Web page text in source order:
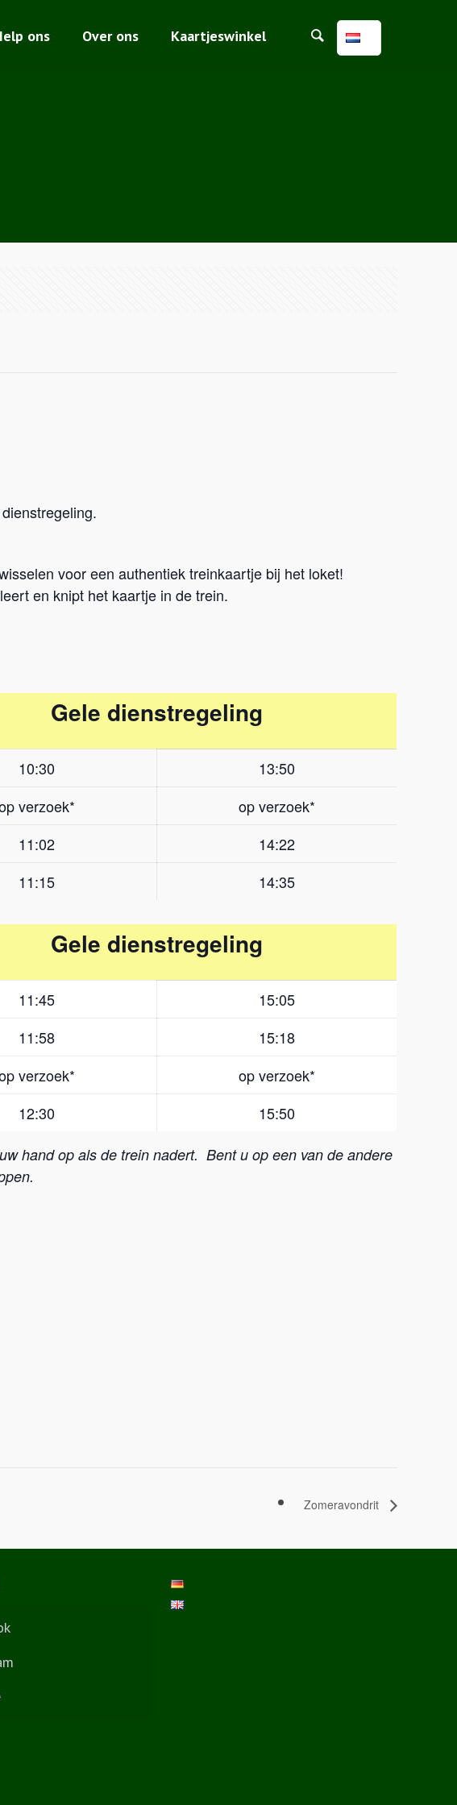
ons Over ons Kaartjeswinkel
voor een authentiek treinkaartje bij het loket!
en knipt het kaartje in de trein.
Gele dienstregeling
10:30
13:50
verzoek*
op verzoek*
11:02
14:22
11:15 14:35
Gele dienstregeling
11:45
15:05
11:58
15:18
verzoek*
op verzoek*
12:30 15:50
hand op als de trein nadert. Bent u op een van de andere
Zomeravondrit